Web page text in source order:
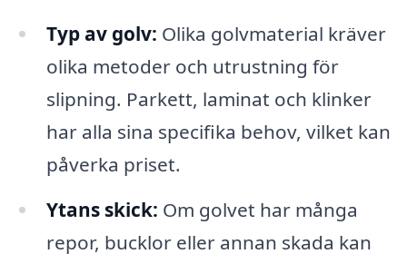
Typ av golv: Olika golvmaterial kräver
olika metoder och utrustning för
slipning. Parkett, laminat och klinker
har alla sina specifika behov, vilket kan
påverka priset.
Ytans skick: Om golvet har många
repor, bucklor eller annan skada kan